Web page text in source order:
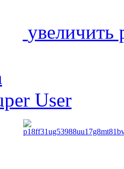
увеличить
User